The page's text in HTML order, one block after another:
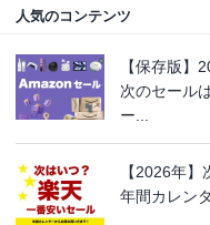
人気のコンテンツ
【保存版】
次のセール
ー...
【2026年
年間カレン